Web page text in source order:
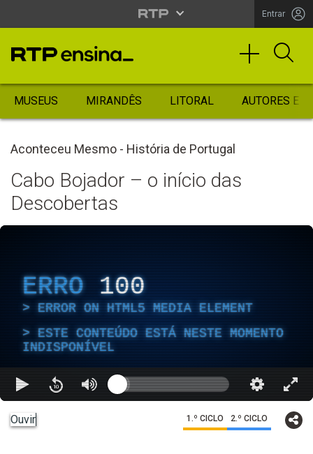
Entrar
MUSEUS MIRANDÊS LITORAL AUTORES
Aconteceu Mesmo - História de Portugal
Cabo Bojador – o início das
Descobertas
ERRO 100
ERROR ON HTML5 MEDIA ELEMENT
ESTE CONTEÚDO ESTÁ NESTE MOMENTO
INDISPONÍVEL
Ouvir 1.º CICLO 2.º CICLO